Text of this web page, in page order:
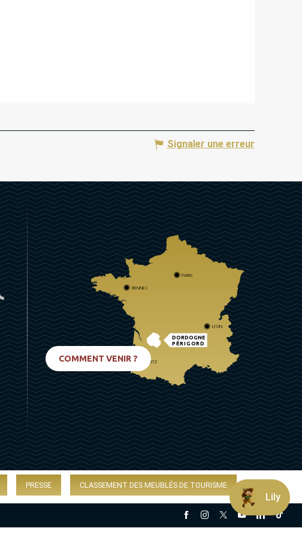
Signaler une erreur
DORDOGNE
PÉRIGORD
PARIS
RENNES
LYON
BIARRITZ
COMMENT VENIR ?
PRESSE CLASSEMENT DES MEUBLÉS DE TOURISME
Lily